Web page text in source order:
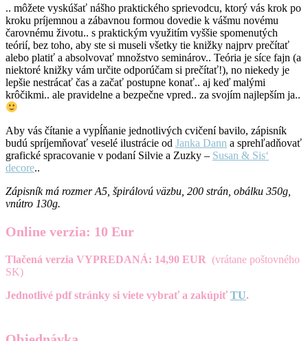
.. môžete vyskúšať nášho praktického sprievodcu, ktorý vás krok po
kroku príjemnou a zábavnou formou dovedie k vášmu novému
čarovnému životu.. s praktickým využitím vyššie spomenutých
teórií, bez toho, aby ste si museli všetky tie knižky najprv prečítať
alebo platiť a absolvovať množstvo seminárov.. Teória je síce fajn (a
niektoré knižky vám určite odporúčam si prečítať!), no niekedy je
lepšie nestrácať čas a začať postupne konať.. aj keď malými
krôčikmi.. ale pravidelne a bezpečne vpred.. za svojím najlepším ja..
Aby vás čítanie a vypĺňanie jednotlivých cvičení bavilo, zápisník
budú spríjemňovať veselé ilustrácie od Janka Dann a sprehľadňovať
grafické spracovanie v podaní Silvie a Zuzky – Susan & Sis‘
decore..
Zápisník má rozmer A5, špirálovú väzbu, 200 strán, obálku 350g,
vnútro 130g.
Online verzia: 10 Eur
Tlačená verzia VYPREDANÁ: 14,90 EUR (vrátane poštovného
SK)
Jednotlivé pdf stránky si viete vybrať a zakúpiť TU.